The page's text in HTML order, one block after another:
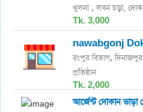
খুলনা ,লবন চড়া,
Tk. 3,000
nawabgonj
রংপুর বিভাগ,
প্রতিষ্ঠান
Tk. 2,000
আর্জেন্ট দোকান ভাড়া